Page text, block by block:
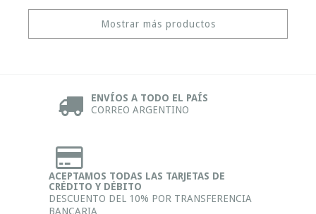
Mostrar más productos
ENVÍOS A TODO EL PAÍS
CORREO ARGENTINO
ACEPTAMOS TODAS LAS TARJETAS DE
CRÉDITO Y DÉBITO
DESCUENTO DEL 10% POR TRANSFERENCIA
BANCARIA